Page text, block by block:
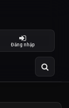
Đăng nhập